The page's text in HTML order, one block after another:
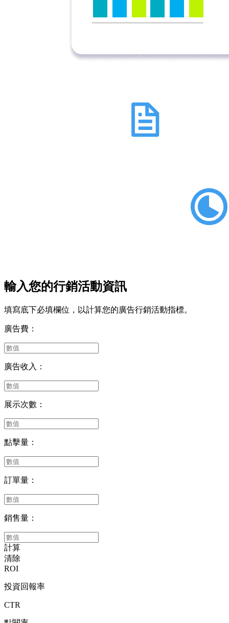
輸入您的行銷活動資訊
填寫底下必填欄位，以計算您的廣告行銷活動指標。
廣告費：
廣告收入：
展示次數：
點擊量：
訂單量：
銷售量：
計算
清除
ROI
投資回報率
CTR